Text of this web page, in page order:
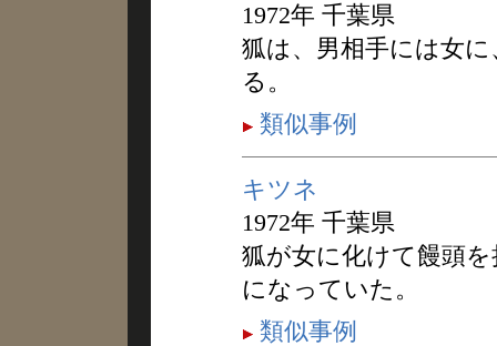
1972年 千葉県
狐は、男相手には女
る。
類似事例
キツネ
1972年 千葉県
狐が女に化けて饅頭
になっていた。
類似事例